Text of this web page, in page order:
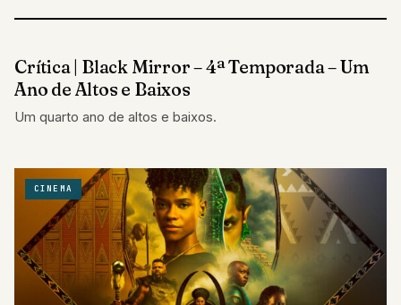
CRÍTICAS
Crítica | Black Mirror – 4ª Temporada – Um
Ano de Altos e Baixos
Um quarto ano de altos e baixos.
CINEMA